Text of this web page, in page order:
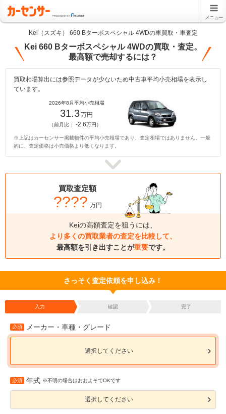
メニュー
Kei（スズキ） 660 Bターボスペシャル 4WDの車買取・車査定
Kei 660 Bターボスペシャル 4WDの買取・査定。
最高額で売却するには？
買取相場算出には参照データが少ないため中古車平均小売相場を表示し
ています。
2026年8月平均小売相場
31.3万円
（前月比： -2.6万円）
※上記はカーセンサー掲載物件の平均小売相場であり、査定相場ではありません。一般
的に、査定価格は小売価格より低くなります。
買取査定額
???? 万円
Keiの高額査定を狙うには、
より多くの買取業者の査定を比較して、
最高額を引き出すことが重要です。
さっそく査定依頼を申し込み！
入力 確認 完了
必須 メーカー・車種・グレード
選択してください
必須 年式 ※不明の場合はおおよそでOKです
選択してください